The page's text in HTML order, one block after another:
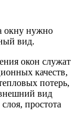
окну нужно
вид.
окон служат
качеств,
потерь,
вид
простота